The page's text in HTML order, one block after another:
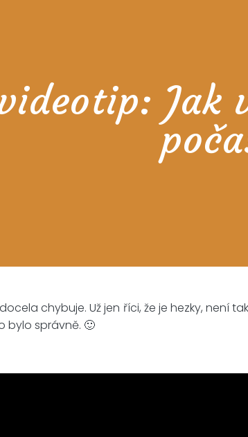
Jak
chybuje. Už jen říci, že je hezky, není
bylo správně. 🙂